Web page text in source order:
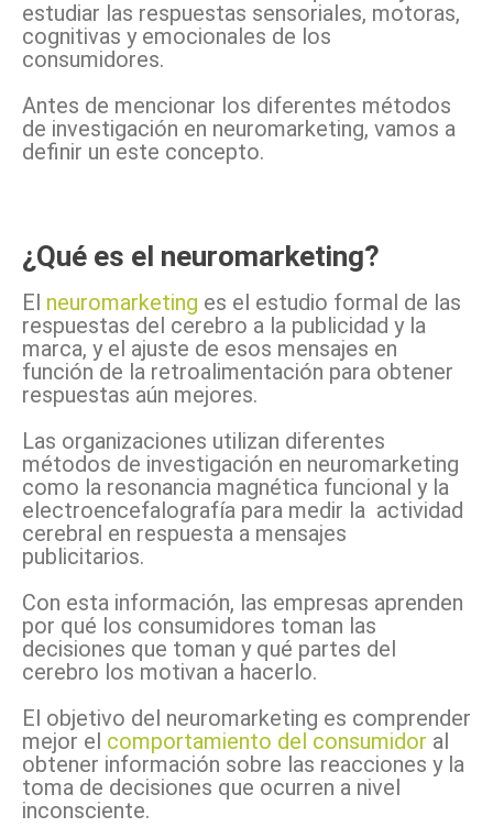
estudiar las respuestas sensoriales, motoras,
cognitivas y emocionales de los
consumidores.
Antes de mencionar los diferentes métodos
de investigación en neuromarketing, vamos a
definir un este concepto.
¿Qué es el neuromarketing?
El neuromarketing es el estudio formal de las
respuestas del cerebro a la publicidad y la
marca, y el ajuste de esos mensajes en
función de la retroalimentación para obtener
respuestas aún mejores.
Las organizaciones utilizan diferentes
métodos de investigación en neuromarketing
como la resonancia magnética funcional y la
electroencefalografía para medir la actividad
cerebral en respuesta a mensajes
publicitarios.
Con esta información, las empresas aprenden
por qué los consumidores toman las
decisiones que toman y qué partes del
cerebro los motivan a hacerlo.
El objetivo del neuromarketing es comprender
mejor el comportamiento del consumidor al
obtener información sobre las reacciones y la
toma de decisiones que ocurren a nivel
inconsciente.